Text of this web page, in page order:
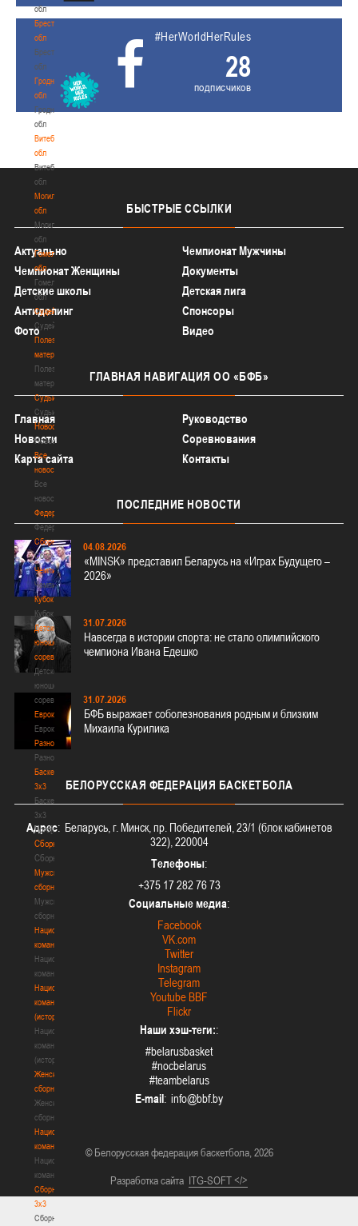
обл
Брестская
обл
Брестская
обл
Гродненская
обл
Гродненская
обл
Витебская
обл
Витебская
обл
Могилевская
обл
Могилевская
обл
Гомельская
обл
Гомельская
обл
Судейство
Судейство
Полезные
материалы
Полезные
материалы
Судьи
Судьи
Новости
Новости
Все
новости
Все
новости
Федерация
Федерация
Сборные
Сборные
Чемпионат
Чемпионат
Кубок
Кубок
Детско-
юношеские
соревнования
Детско-
юношеские
соревнования
Еврокубки
Еврокубки
Разное
Разное
Баскетбол
3х3
Баскетбол
3х3
Лого[modid=121]
Сборные
Сборные
Мужские
сборные
Мужские
сборные
Национальная
команда
Национальная
команда
Национальная
команда
(история)
Национальная
команда
(история)
Женские
сборные
Женские
сборные
Национальная
команда
Национальная
команда
Сборные
3х3
Сборные
#HerWorldHerRules
28
подписчиков
БЫСТРЫЕ ССЫЛКИ
Актуально
Чемпионат Мужчины
Чемпионат Женщины
Документы
Детские школы
Детская лига
Антидопинг
Спонсоры
Фото
Видео
ГЛАВНАЯ НАВИГАЦИЯ ОО «БФБ»
Главная
Руководство
Новости
Соревнования
Карта сайта
Контакты
ПОСЛЕДНИЕ НОВОСТИ
04.08.2026
«MINSK» представил Беларусь на «Играх Будущего –
2026»
31.07.2026
Навсегда в истории спорта: не стало олимпийского
чемпиона Ивана Едешко
31.07.2026
БФБ выражает соболезнования родным и близким
Михаила Курилика
БЕЛОРУССКАЯ ФЕДЕРАЦИЯ БАСКЕТБОЛА
Адрес: Беларусь, г. Минск, пр. Победителей, 23/1 (блок кабинетов
322), 220004
Телефоны:
+375 17 282 76 73
Социальные медиа:
Facebook
VK.com
Twitter
Instagram
Telegram
Youtube BBF
Flickr
Наши хэш-теги::
#belarusbasket
#nocbelarus
#teambelarus
E-mail:
© Белорусская федерация баскетбола, 2026
Разработка сайта ITG-SOFT </>